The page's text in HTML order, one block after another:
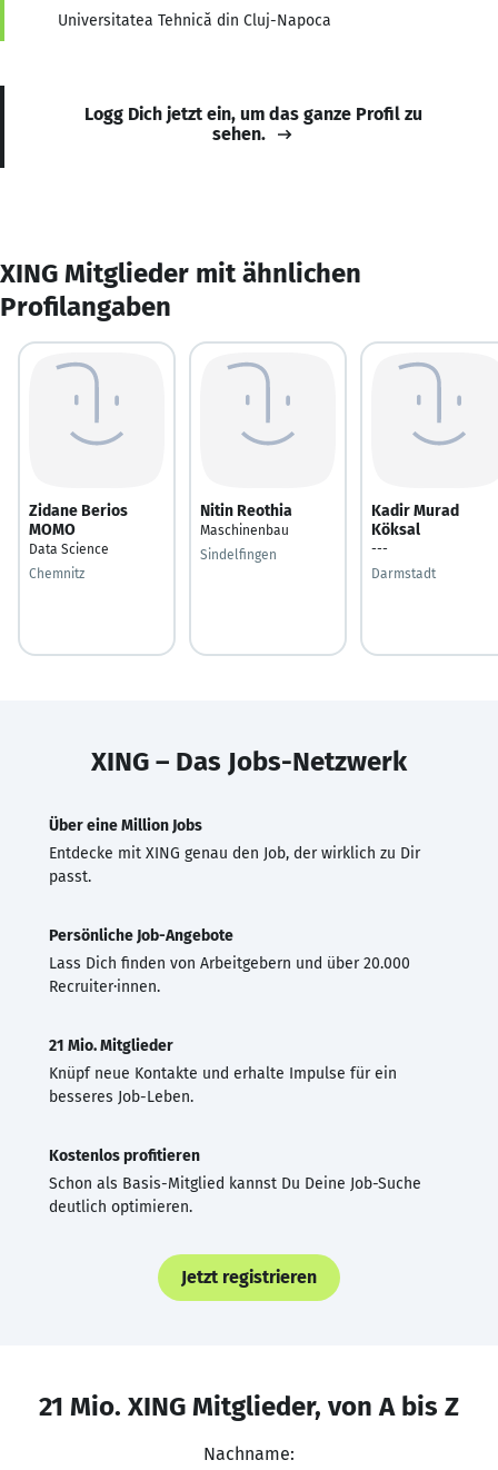
Universitatea Tehnică din Cluj-Napoca
Logg Dich jetzt ein, um das ganze Profil zu
sehen.
XING Mitglieder mit ähnlichen
Profilangaben
Zidane Berios
MOMO
Data Science
Chemnitz
Nitin Reothia
Maschinenbau
Sindelfingen
Kadir Murad
Köksal
---
Darmstadt
XING – Das Jobs-Netzwerk
Über eine Million Jobs
Entdecke mit XING genau den Job, der wirklich zu Dir
passt.
Persönliche Job-Angebote
Lass Dich finden von Arbeitgebern und über 20.000
Recruiter·innen.
21 Mio. Mitglieder
Knüpf neue Kontakte und erhalte Impulse für ein
besseres Job-Leben.
Kostenlos profitieren
Schon als Basis-Mitglied kannst Du Deine Job-Suche
deutlich optimieren.
Jetzt registrieren
21 Mio. XING Mitglieder, von A bis Z
Nachname: